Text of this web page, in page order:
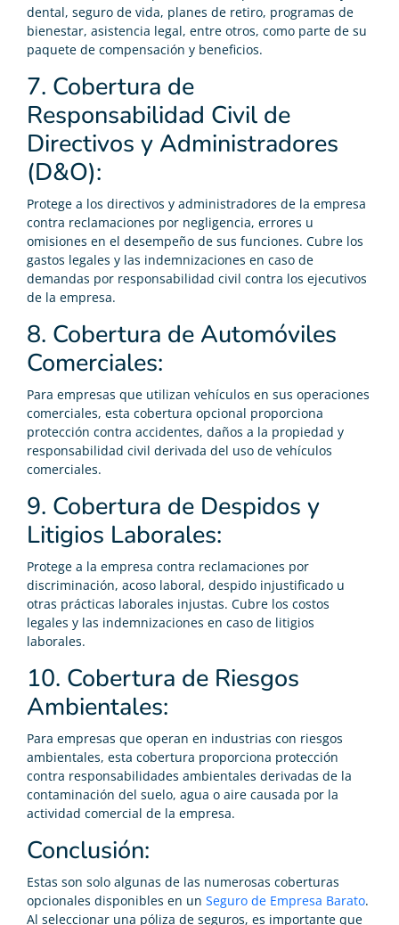
dental, seguro de vida, planes de retiro, programas de
bienestar, asistencia legal, entre otros, como parte de su
paquete de compensación y beneficios.
7. Cobertura de
Responsabilidad Civil de
Directivos y Administradores
(D&O):
Protege a los directivos y administradores de la empresa
contra reclamaciones por negligencia, errores u
omisiones en el desempeño de sus funciones. Cubre los
gastos legales y las indemnizaciones en caso de
demandas por responsabilidad civil contra los ejecutivos
de la empresa.
8. Cobertura de Automóviles
Comerciales:
Para empresas que utilizan vehículos en sus operaciones
comerciales, esta cobertura opcional proporciona
protección contra accidentes, daños a la propiedad y
responsabilidad civil derivada del uso de vehículos
comerciales.
9. Cobertura de Despidos y
Litigios Laborales:
Protege a la empresa contra reclamaciones por
discriminación, acoso laboral, despido injustificado u
otras prácticas laborales injustas. Cubre los costos
legales y las indemnizaciones en caso de litigios
laborales.
10. Cobertura de Riesgos
Ambientales:
Para empresas que operan en industrias con riesgos
ambientales, esta cobertura proporciona protección
contra responsabilidades ambientales derivadas de la
contaminación del suelo, agua o aire causada por la
actividad comercial de la empresa.
Conclusión:
Estas son solo algunas de las numerosas coberturas
opcionales disponibles en un Seguro de Empresa Barato.
Al seleccionar una póliza de seguros, es importante que